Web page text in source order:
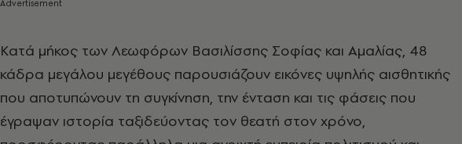
Κατά μήκος των Λεωφόρων Βασιλίσσης Σοφίας και Αμαλίας, 48
κάδρα μεγάλου μεγέθους παρουσιάζουν εικόνες υψηλής αισθητικής
που αποτυπώνουν τη συγκίνηση, την ένταση και τις φάσεις που
έγραψαν ιστορία ταξιδεύοντας τον θεατή στον χρόνο,